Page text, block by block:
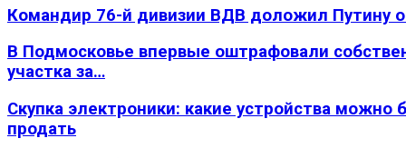
Командир 76-й дивизии ВДВ доложил Путину
В Подмосковье впервые оштрафовали
участка за…
Скупка электроники: какие устройства можно
продать